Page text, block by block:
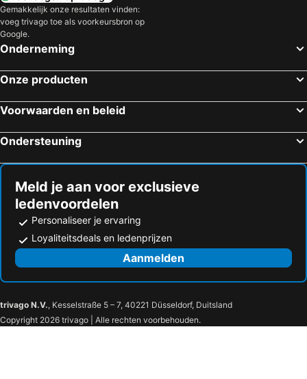
Gemakkelijk onze resultaten vinden:
voeg trivago toe als voorkeursbron op
Google.
Onderneming
Onze producten
Voorwaarden en beleid
Ondersteuning
Meld je aan voor exclusieve
ledenvoordelen
Personaliseer je ervaring
Loyaliteitsdeals en ledenprijzen
Aanmelden
trivago N.V., Kesselstraße 5 – 7, 40221 Düsseldorf, Duitsland
Copyright 2026 trivago | Alle rechten voorbehouden.